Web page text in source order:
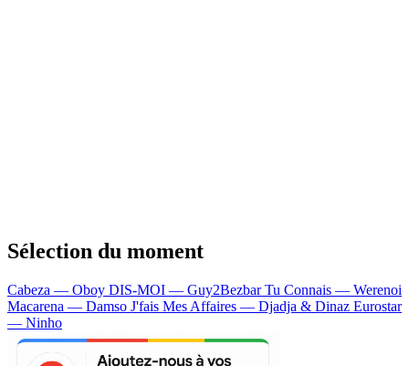
Sélection du moment
Cabeza — Oboy DIS-MOI — Guy2BezbarTu Connais — Werenoi
Macarena — Damso J'fais Mes Affaires — Djadja & Dinaz Eurostar
— Ninho